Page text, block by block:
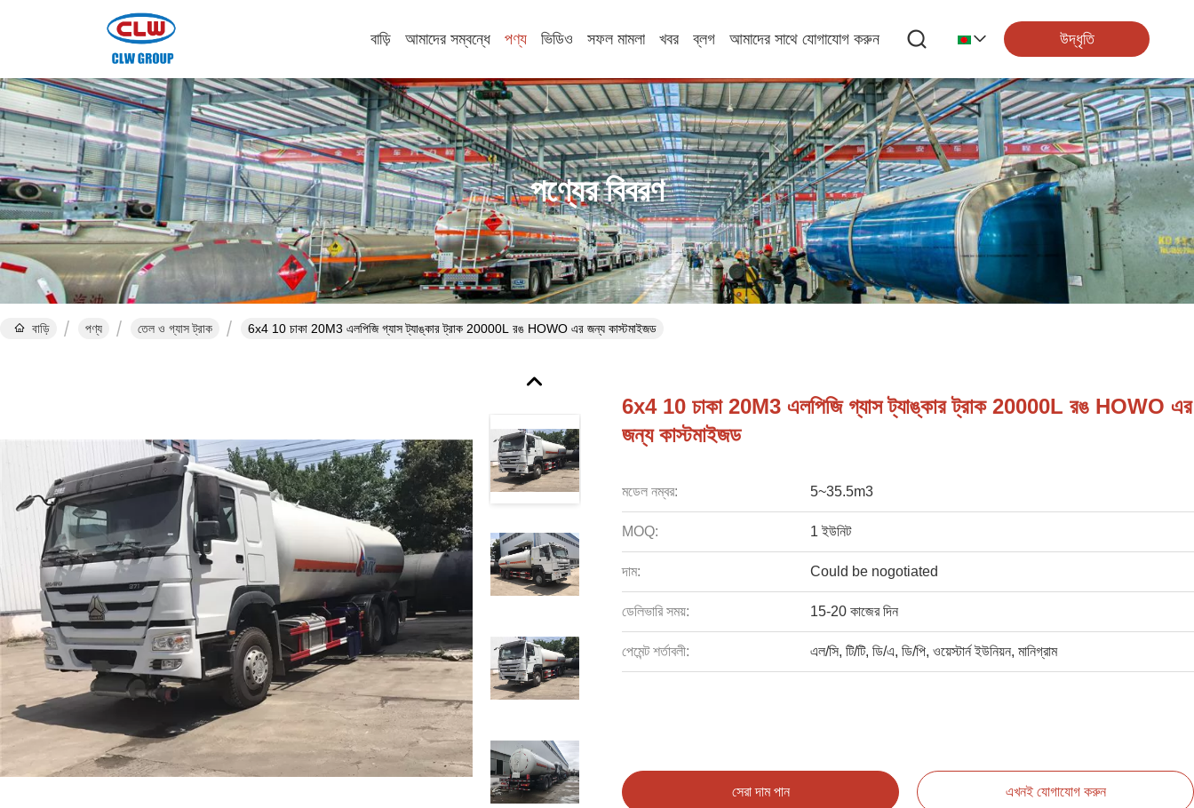
বাড়ি আমাদের সম্বন্ধে পণ্য ভিডিও সফল মামলা খবর ব্লগ আমাদের সাথে যোগাযোগ করুন উদ্ধৃতি
পণ্যের বিবরণ
বাড়ি পণ্য তেল ও গ্যাস ট্রাক 6x4 10 চাকা 20M3 এলপিজি গ্যাস ট্যাঙ্কার ট্রাক 20000L রঙ HOWO এর জন্য কাস্টমাইজড
6x4 10 চাকা 20M3 এলপিজি গ্যাস ট্যাঙ্কার ট্রাক 20000L রঙ HOWO এর
জন্য কাস্টমাইজড
মডেল নম্বর: 5~35.5m3
MOQ: 1 ইউনিট
দাম: Could be nogotiated
ডেলিভারি সময়: 15-20 কাজের দিন
পেমেন্ট শর্তাবলী: এল/সি, টি/টি, ডি/এ, ডি/পি, ওয়েস্টার্ন ইউনিয়ন, মানিগ্রাম
সেরা দাম পান এখনই যোগাযোগ করুন